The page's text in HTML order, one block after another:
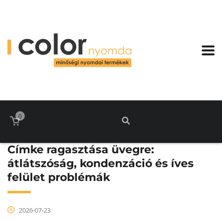
0
Címke ragasztása üvegre:
átlátszóság, kondenzáció és íves
felület problémák
2026-07-23